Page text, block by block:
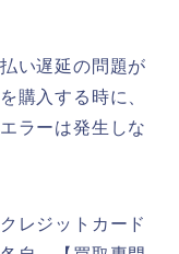
い遅延の問題が
購入する時に、
ラーは発生しな
レジットカード